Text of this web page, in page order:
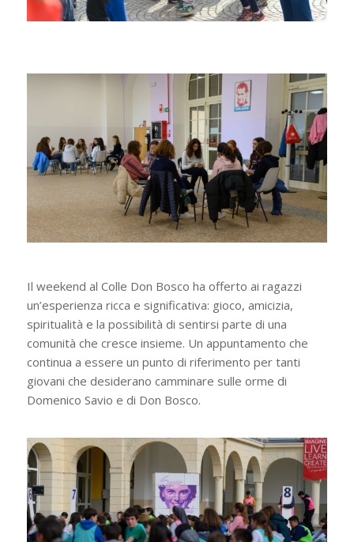
Il weekend al Colle Don Bosco ha offerto ai ragazzi
un’esperienza ricca e significativa: gioco, amicizia,
spiritualità e la possibilità di sentirsi parte di una
comunità che cresce insieme. Un appuntamento che
continua a essere un punto di riferimento per tanti
giovani che desiderano camminare sulle orme di
Domenico Savio e di Don Bosco.